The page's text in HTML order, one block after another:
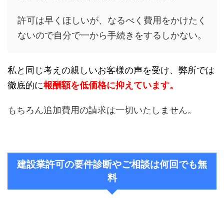
許可は早くほしいが、なるべく費用をかけたく
ないので自分で一から手続きをするしかない。
私と同じ考えの親しいお客様の声を受け、弊所では
徹底的に報酬額を低価格に抑えています。
もちろん追加費用の請求は一切いたしません。
建設業許可の要件診断やご相談は何回でも無
料